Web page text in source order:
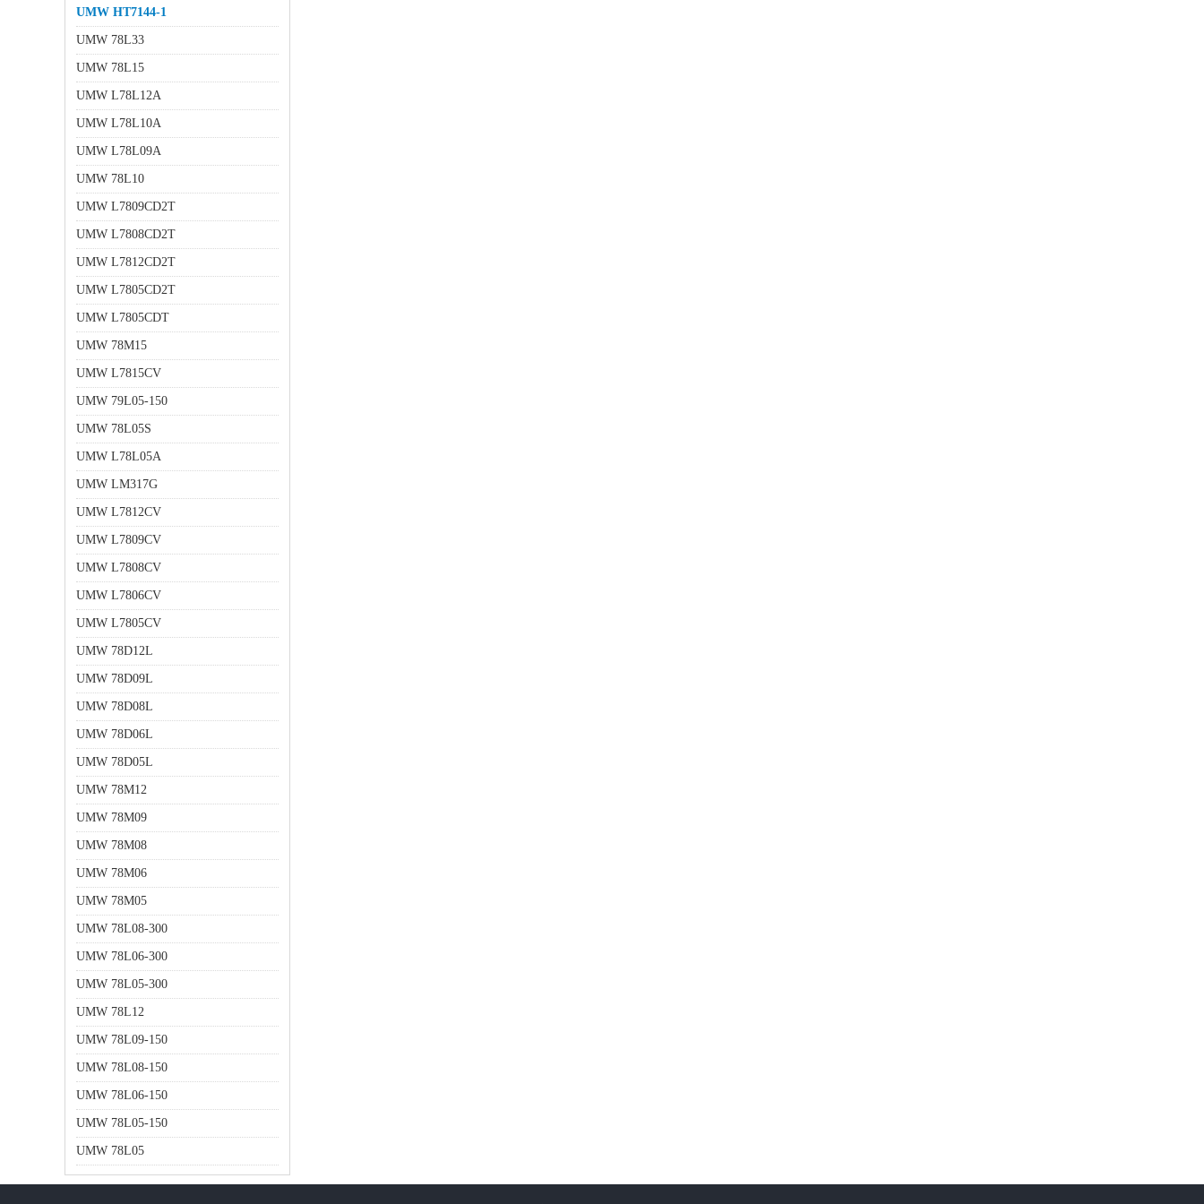
UMW HT7144-1
UMW 78L33
UMW 78L15
UMW L78L12A
UMW L78L10A
UMW L78L09A
UMW 78L10
UMW L7809CD2T
UMW L7808CD2T
UMW L7812CD2T
UMW L7805CD2T
UMW L7805CDT
UMW 78M15
UMW L7815CV
UMW 79L05-150
UMW 78L05S
UMW L78L05A
UMW LM317G
UMW L7812CV
UMW L7809CV
UMW L7808CV
UMW L7806CV
UMW L7805CV
UMW 78D12L
UMW 78D09L
UMW 78D08L
UMW 78D06L
UMW 78D05L
UMW 78M12
UMW 78M09
UMW 78M08
UMW 78M06
UMW 78M05
UMW 78L08-300
UMW 78L06-300
UMW 78L05-300
UMW 78L12
UMW 78L09-150
UMW 78L08-150
UMW 78L06-150
UMW 78L05-150
UMW 78L05